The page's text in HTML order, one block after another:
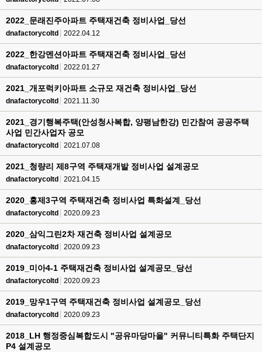
2022_문래진주아파트 주택재건축 정비사업_당선
dnafactorycoltd 2022.04.12
2022_한강멘션아파트 주택재건축 정비사업_당선
dnafactorycoltd 2022.01.27
2021_개포럭키아파트 소규모 재건축 정비사업_당선
dnafactorycoltd 2021.11.30
2021_경기행복주택(안성청사복합, 양평남한강) 민간참여 공공주택
사업 민간사업자 공모
dnafactorycoltd 2021.07.08
2021_청량리 제8구역 주택재개발 정비사업 설계공모
dnafactorycoltd 2021.04.15
2020_홍제3구역 주택재건축 정비사업 특화설계_당선
dnafactorycoltd 2020.09.23
2020_삼익그린2차 재건축 정비사업 설계공모
dnafactorycoltd 2020.09.23
2019_미아4-1 주택재건축 정비사업 설계공모_당선
dnafactorycoltd 2020.09.23
2019_망우1구역 주택재건축 정비사업 설계공모_당선
dnafactorycoltd 2020.09.23
2018_LH 행정중심복합도시 "공유마당마을" 커뮤니티특화 주택단지
P4 설계공모